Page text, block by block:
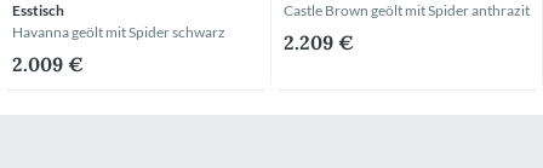
Esstisch
Havanna geölt mit Spider schwarz
2.009 €
Castle Brown geölt mit Spider anthrazit
2.209 €